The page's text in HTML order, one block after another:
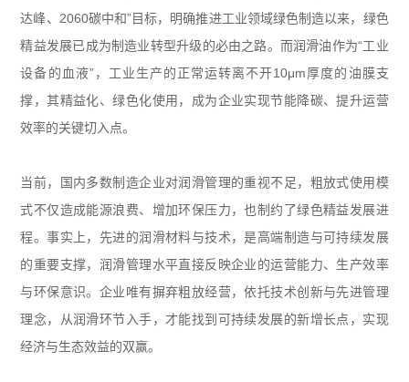
达峰、 2060碳中和”目标，明确推进工业领域绿色制造以来，绿色
精益发展已成为制造业转型升级的必由之路。而润滑油作为“工业
设备的血液”，工业生产的正常运转离不开10μm厚度的油膜支
撑，其精益化、绿色化使用，成为企业实现节能降碳、提升运营
效率的关键切入点。
当前，国内多数制造企业对润滑管理的重视不足，粗放式使用模
式不仅造成能源浪费、增加环保压力，也制约了绿色精益发展进
程。事实上，先进的润滑材料与技术，是高端制造与可持续发展
的重要支撑，润滑管理水平直接反映企业的运营能力、生产效率
与环保意识。企业唯有摒弃粗放经营，依托技术创新与先进管理
理念，从润滑环节入手，才能找到可持续发展的新增长点，实现
经济与生态效益的双赢。